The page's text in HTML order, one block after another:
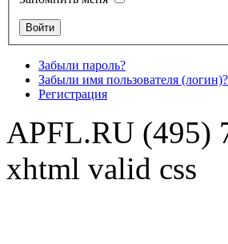
Забыли пароль?
Забыли имя пользователя (логин)?
Регистрация
APFL.RU (495)
xhtml valid css